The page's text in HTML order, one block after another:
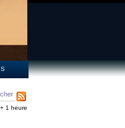
1 heure